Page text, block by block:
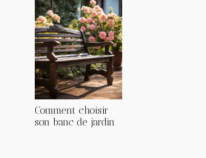
Comment choisir
son banc de jardin